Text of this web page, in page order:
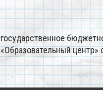
государственное
«Образовательный